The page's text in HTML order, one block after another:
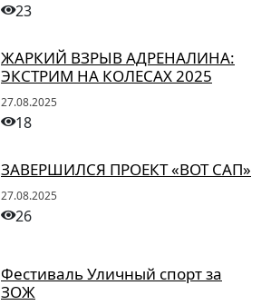
23
ЖАРКИЙ ВЗРЫВ АДРЕНАЛИНА:
ЭКСТРИМ НА КОЛЕСАХ 2025
27.08.2025
18
ЗАВЕРШИЛСЯ ПРОЕКТ «ВОТ САП»
27.08.2025
26
Фестиваль Уличный спорт за
ЗОЖ